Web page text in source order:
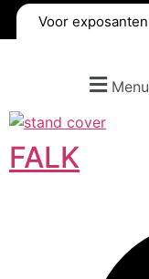
Voor exposanten
Menu
FALK